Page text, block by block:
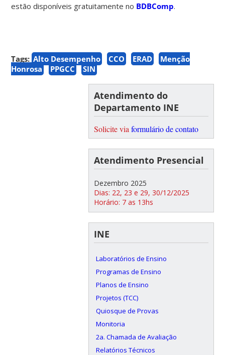
estão disponíveis gratuitamente no BDBComp.
Tags: Alto Desempenho CCO ERAD
Menção
Honrosa
PPGCC SIN
Atendimento do
Departamento INE
Solicite via formulário de contato
Atendimento Presencial
Dezembro 2025
Dias: 22, 23 e 29, 30/12/2025
Horário: 7 as 13hs
INE
Laboratórios de Ensino
Programas de Ensino
Planos de Ensino
Projetos (TCC)
Quiosque de Provas
Monitoria
2a. Chamada de Avaliação
Relatórios Técnicos